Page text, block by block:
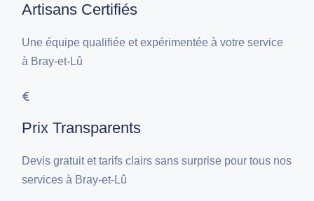
Artisans Certifiés
Une équipe qualifiée et expérimentée à votre service
à Bray-et-Lû
Prix Transparents
Devis gratuit et tarifs clairs sans surprise pour tous nos
services à Bray-et-Lû